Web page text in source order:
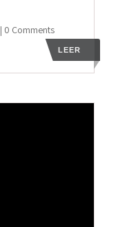
| 0 Comments
LEER